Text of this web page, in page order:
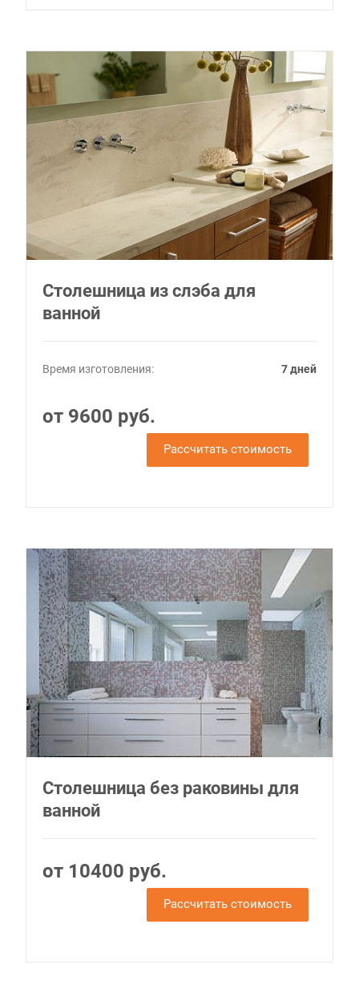
Столешница из слэба для
ванной
Время изготовления: 7 дней
от 9600 руб.
Рассчитать стоимость
Столешница без раковины для
ванной
от 10400 руб.
Рассчитать стоимость